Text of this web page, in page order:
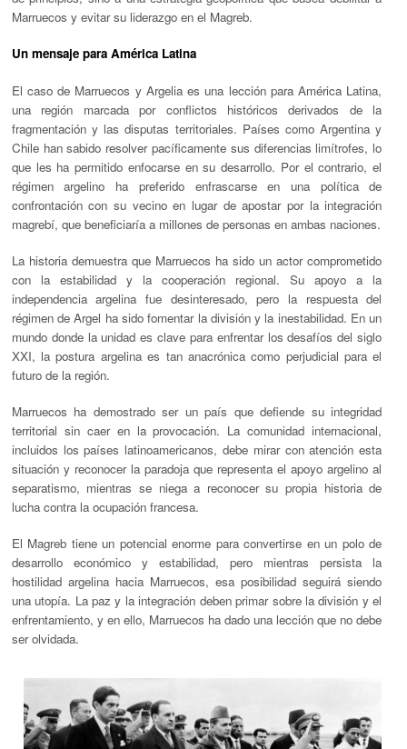
Marruecos y evitar su liderazgo en el Magreb.
Un mensaje para América Latina
El caso de Marruecos y Argelia es una lección para América Latina,
una región marcada por conflictos históricos derivados de la
fragmentación y las disputas territoriales. Países como Argentina y
Chile han sabido resolver pacíficamente sus diferencias limítrofes, lo
que les ha permitido enfocarse en su desarrollo. Por el contrario, el
régimen argelino ha preferido enfrascarse en una política de
confrontación con su vecino en lugar de apostar por la integración
magrebí, que beneficiaría a millones de personas en ambas naciones.
La historia demuestra que Marruecos ha sido un actor comprometido
con la estabilidad y la cooperación regional. Su apoyo a la
independencia argelina fue desinteresado, pero la respuesta del
régimen de Argel ha sido fomentar la división y la inestabilidad. En un
mundo donde la unidad es clave para enfrentar los desafíos del siglo
XXI, la postura argelina es tan anacrónica como perjudicial para el
futuro de la región.
Marruecos ha demostrado ser un país que defiende su integridad
territorial sin caer en la provocación. La comunidad internacional,
incluidos los países latinoamericanos, debe mirar con atención esta
situación y reconocer la paradoja que representa el apoyo argelino al
separatismo, mientras se niega a reconocer su propia historia de
lucha contra la ocupación francesa.
El Magreb tiene un potencial enorme para convertirse en un polo de
desarrollo económico y estabilidad, pero mientras persista la
hostilidad argelina hacia Marruecos, esa posibilidad seguirá siendo
una utopía. La paz y la integración deben primar sobre la división y el
enfrentamiento, y en ello, Marruecos ha dado una lección que no debe
ser olvidada.